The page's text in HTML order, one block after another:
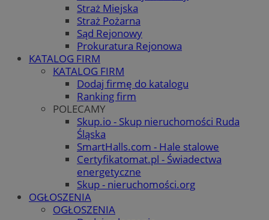
Straż Miejska
Straż Pożarna
Sąd Rejonowy
Prokuratura Rejonowa
KATALOG FIRM
KATALOG FIRM
Dodaj firmę do katalogu
Ranking firm
POLECAMY
Skup.io - Skup nieruchomości Ruda
Śląska
SmartHalls.com - Hale stalowe
Certyfikatomat.pl - Świadectwa
energetyczne
Skup - nieruchomości.org
OGŁOSZENIA
OGŁOSZENIA